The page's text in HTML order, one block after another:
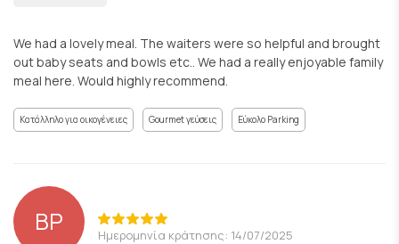
We had a lovely meal. The waiters were so helpful and brought
out baby seats and bowls etc.. We had a really enjoyable family
meal here. Would highly recommend.
Κατάλληλο για οικογένειες Gourmet γεύσεις Εύκολο Parking
BP Ημερομηνία κράτησης: 14/07/2025